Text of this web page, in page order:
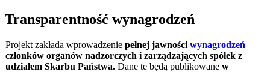
Transparentność wynagrodzeń
Projekt zakłada wprowadzenie pełnej jawności wynagrodzeń
członków organów nadzorczych i zarządzających spółek z
udziałem Skarbu Państwa.Dane te będą publikowane w